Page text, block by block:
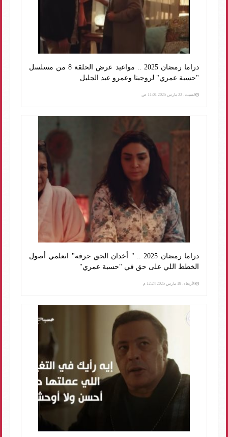
دراما رمضان 2025 .. مواعيد عرض الحلقة 8 من مسلسل
"حسبة عمري" لروجينا وعمرو عبد الجليل
السبت، 22 مارس 2025 11:01 ص
دراما رمضان 2025 .. " أخدان الحق حرفة" اتعلمي أصول
الخطط اللي على حق في "حسبة عمري"
الأربعاء، 19 مارس 2025 12:24 م